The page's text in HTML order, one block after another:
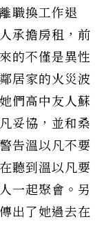
職換工作退
承擔房租，前
的不僅是異性
居家的火災波
們高中友人蘇
妥協，並和桑
告溫以凡不要
聽到溫以凡要
一起聚會。另
出了她過去在